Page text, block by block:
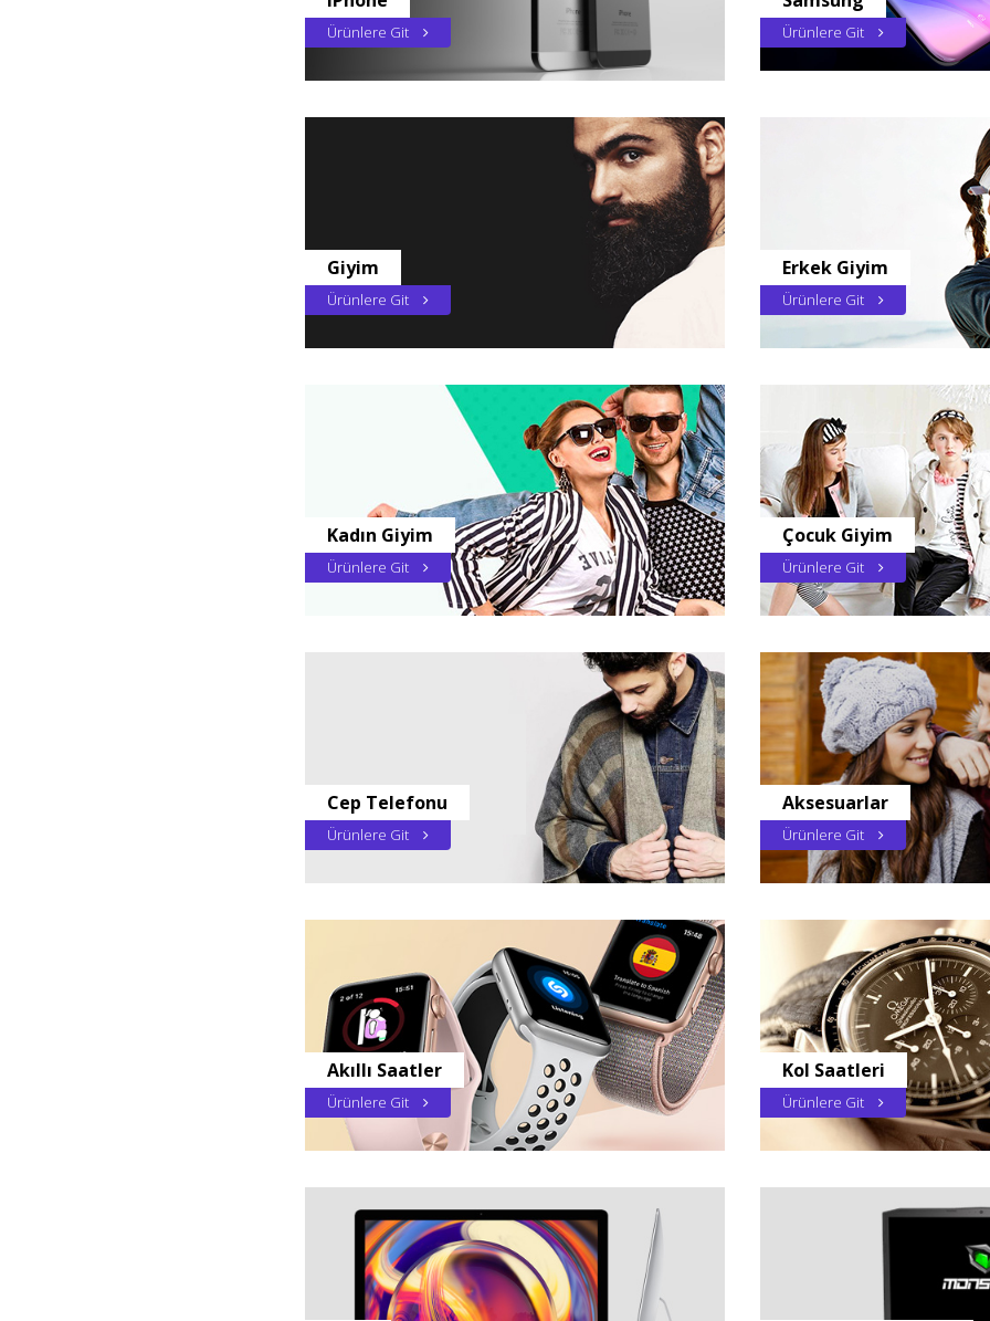
Ürünlere Git Ürünlere Git
Giyim
Ürünlere Git
Erkek Giyim
Ürünlere Git
Kadın Giyim
Ürünlere Git
Çocuk Giyim
Ürünlere Git
Cep Telefonu
Ürünlere Git
Aksesuarlar
Ürünlere Git
Akıllı Saatler
Ürünlere Git
Kol Saatleri
Ürünlere Git